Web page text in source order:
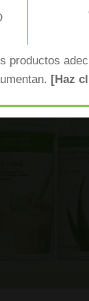
productos
[Haz